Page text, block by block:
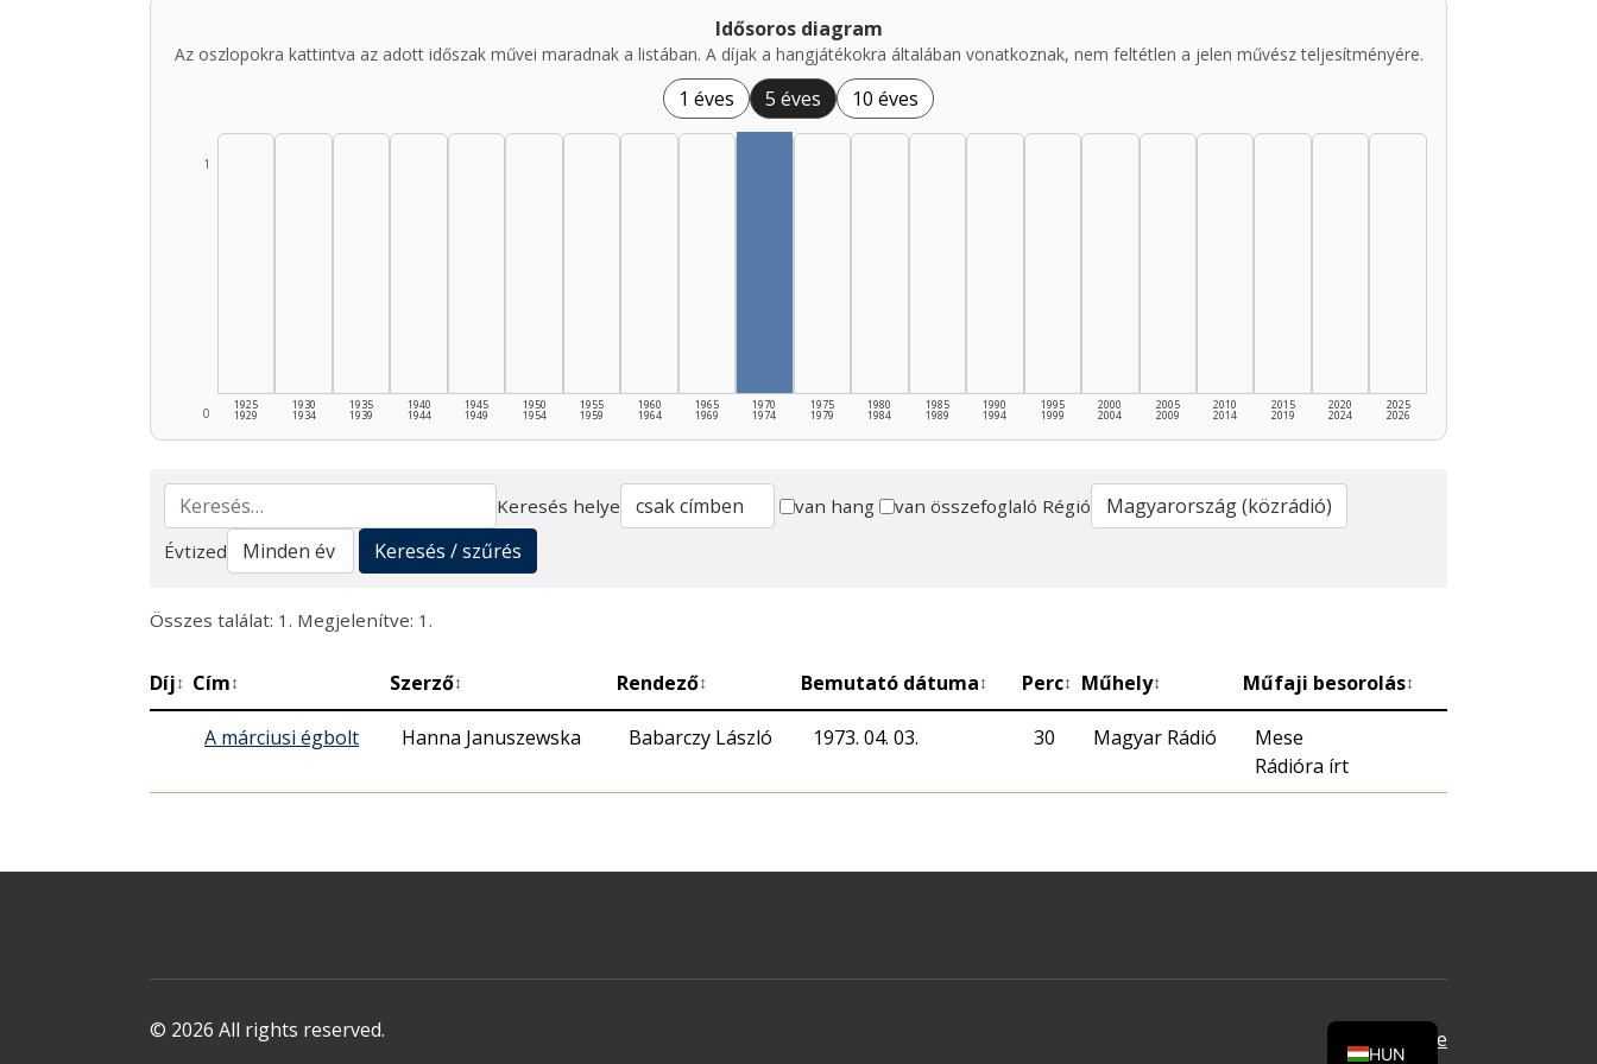
Idősoros diagram
Az oszlopokra kattintva az adott időszak művei maradnak a listában. A díjak a hangjátékokra általában vonatkoznak, nem feltétlen a jelen művész teljesítményére.
1 éves 5 éves 10 éves
0
1
1925
1929
1930
1934
1935
1939
1940
1944
1945
1949
1950
1954
1955
1959
1960
1964
1965
1969
1970
1974
1975
1979
1980
1984
1985
1989
1990
1994
1995
1999
2000
2004
2005
2009
2010
2014
2015
2019
2020
2024
2025
2026
Keresés
Keresés helye van hang van összefoglaló Régió
Évtized
Keresés / szűrés
Összes találat: 1. Megjelenítve: 1.
Díj↕ Cím↕ Szerző↕ Rendező↕ Bemutató dátuma↕ Perc↕ Műhely↕ Műfaji besorolás↕
A márciusi égbolt Hanna Januszewska Babarczy László 1973. 04. 03. 30 Magyar Rádió
Mese
Rádióra írt
© 2026 All rights reserved. Oldal tetejére
HUN